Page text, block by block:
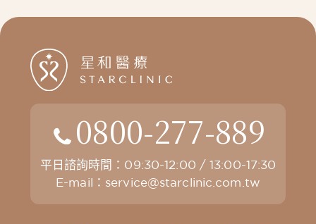
0800-277-889
平日諮詢時間：09:30-12:00 / 13:00-17:30
E-mail： service@starclinic.com.tw